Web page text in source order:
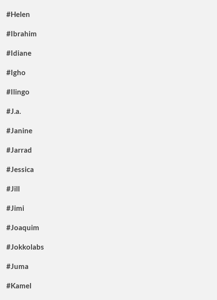
#Helen
#Ibrahim
#Idiane
#Igho
#Ilingo
#J.a.
#Janine
#Jarrad
#Jessica
#Jill
#Jimi
#Joaquim
#Jokkolabs
#Juma
#Kamel